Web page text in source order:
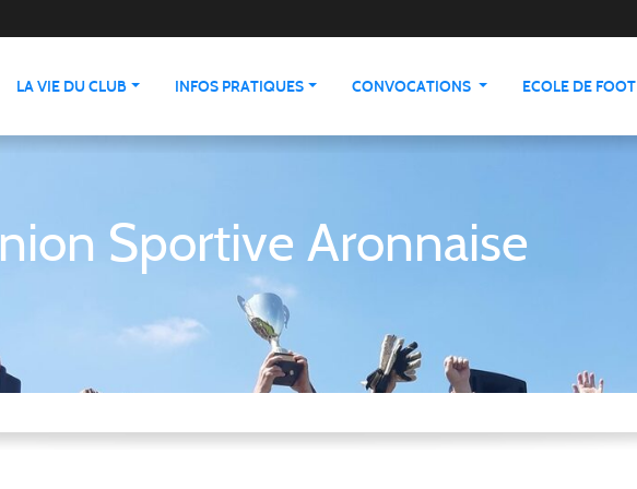
LA VIE DU CLUB INFOS PRATIQUES CONVOCATIONS ECOLE DE FOOT
Sportive Aronnaise